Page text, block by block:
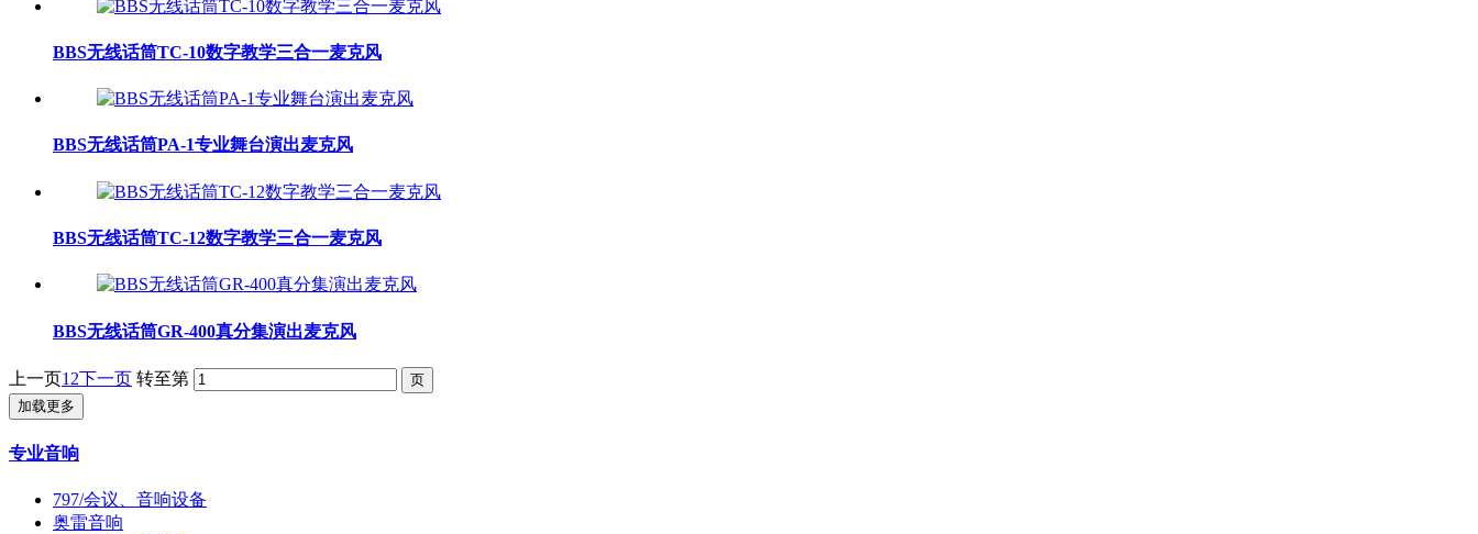
BBS无线话筒TC-10数字教学三合一麦克风
BBS无线话筒PA-1专业舞台演出麦克风
BBS无线话筒TC-12数字教学三合一麦克风
BBS无线话筒GR-400真分集演出麦克风
上一页1 2下一页 转至第
加载更多
专业音响
797/会议、音响设备
奥雷音响